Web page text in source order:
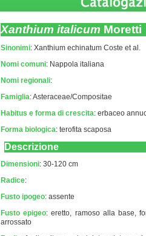
Xanthium italicum Moretti
Sinonimi: Xanthium echinatum Coste et al.
Nomi comuni: Nappola italiana
Nomi regionali:
Famiglia: Asteraceae/Compositae
Habitus e forma di crescita: erbaceo
Forma biologica: terofita scaposa
Descrizione
Dimensioni: 30-120 cm
Radice:
Fusto ipogeo: assente
Fusto epigeo: eretto, ramoso alla base,
arrossato